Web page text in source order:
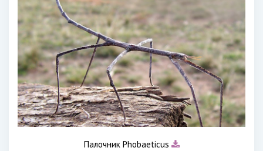
Палочник Phobaeticus